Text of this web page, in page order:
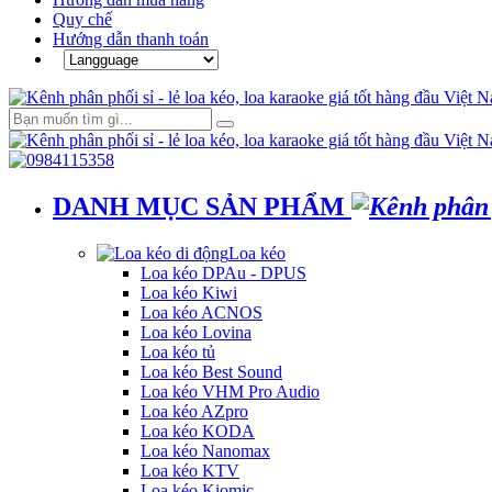
Quy chế
Hướng dẫn thanh toán
DANH MỤC SẢN PHẨM
Loa kéo
Loa kéo DPAu - DPUS
Loa kéo Kiwi
Loa kéo ACNOS
Loa kéo Lovina
Loa kéo tủ
Loa kéo Best Sound
Loa kéo VHM Pro Audio
Loa kéo AZpro
Loa kéo KODA
Loa kéo Nanomax
Loa kéo KTV